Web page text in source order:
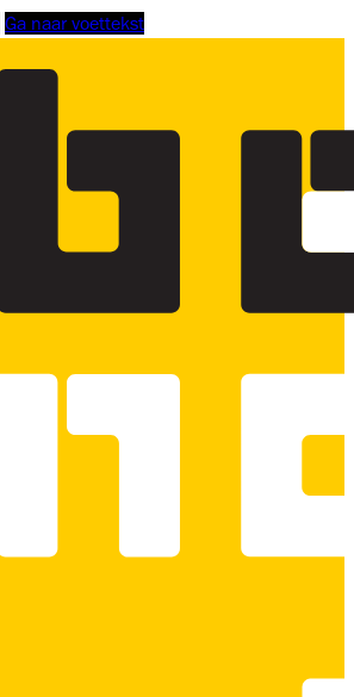
Ga naar voettekst